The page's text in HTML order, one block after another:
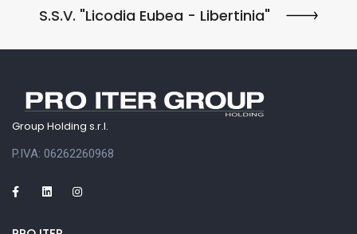
S.S.V. "Licodia Eubea - Libertinia"
Group Holding s.r.l.
P.IVA: 06262260968